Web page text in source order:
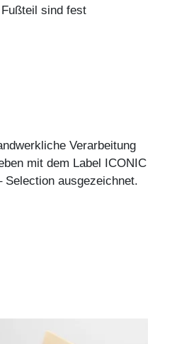
sind fest
Verarbeitung
mit dem Label ICONIC
Selection ausgezeichnet.